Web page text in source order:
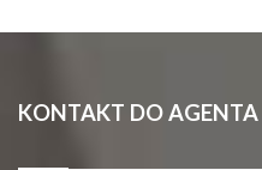
KONTAKT DO